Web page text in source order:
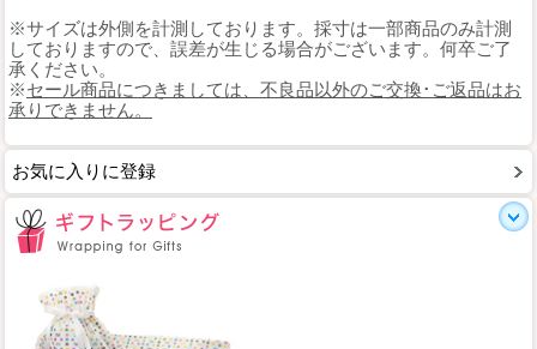
※サイズは外側を計測しております。採寸は一部商品のみ計測
しておりますので、誤差が生じる場合がございます。何卒ご了
承ください。
※セール商品につきましては、不良品以外のご交換･ご返品はお
承りできません。
お気に入りに登録